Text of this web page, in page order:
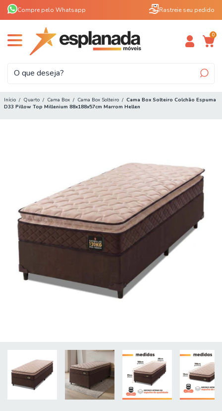
Compre pelo Whatsapp Rastreie seu pedido
0
Início / Quarto / Cama Box / Cama Box Solteiro / Cama Box Solteiro Colchão Espuma
D33 Pillow Top Millenium 88x188x57cm Marrom Hellen